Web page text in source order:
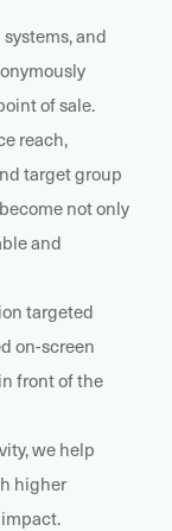
and
of sale.
reach,
target group
not only
and
targeted
on-screen
front of the
we help
higher